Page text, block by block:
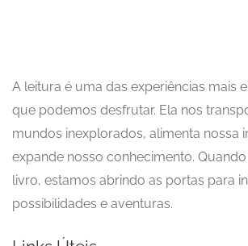
A leitura é uma das experiências mais
que podemos desfrutar. Ela nos
mundos inexplorados, alimenta nossa
expande nosso conhecimento.
livro, estamos abrindo as portas para
possibilidades e aventuras.